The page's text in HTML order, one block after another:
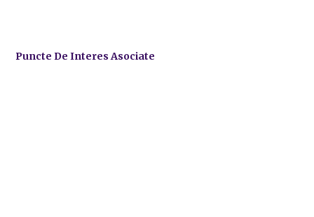
Puncte De Interes Asociate